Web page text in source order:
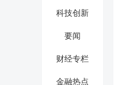
科技创新
要闻
财经专栏
金融热点